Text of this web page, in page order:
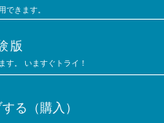
できます。
版
す。 いますぐトライ！
る （購入）